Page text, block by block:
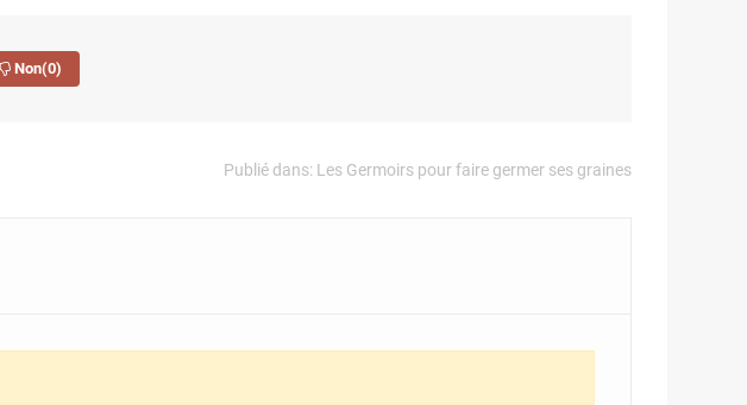
Non(0)
Publié dans: Les Germoirs pour faire germer ses graines